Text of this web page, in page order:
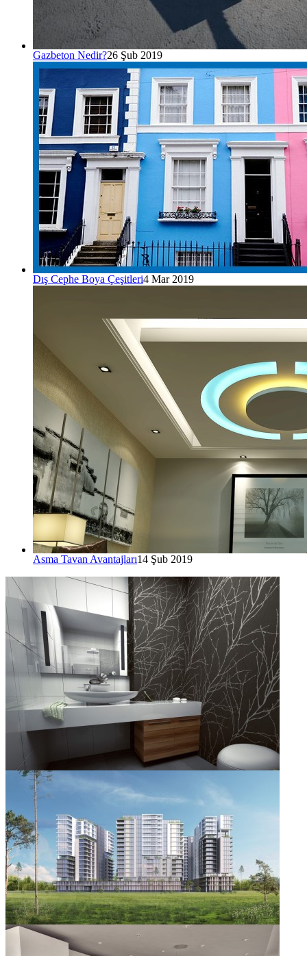
Gazbeton Nedir?26 Şub 2019
Dış Cephe Boya Çeşitleri4 Mar 2019
Asma Tavan Avantajları14 Şub 2019